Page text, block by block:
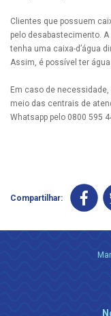
Clientes que possuem
pelo desabastecimento.
tenha uma caixa-d’água
Assim, é possível ter
Em caso de
meio das centrais de
Whatsapp pelo 0800 595
Compartilhar: